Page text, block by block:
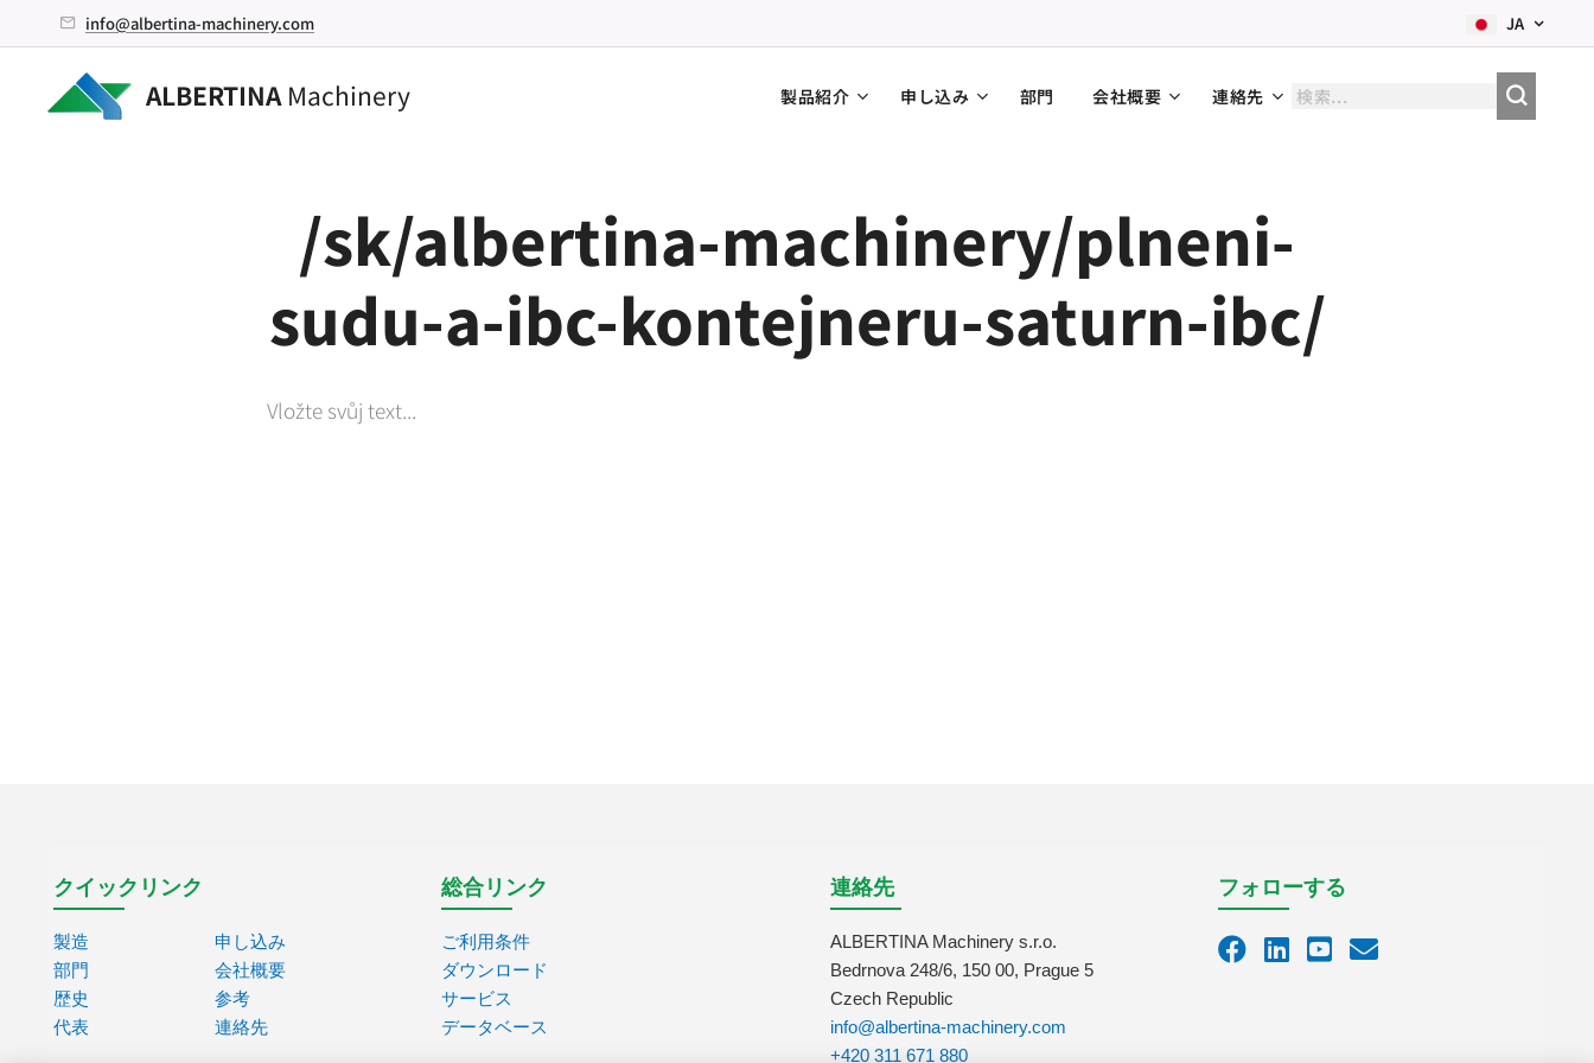
info@albertina-machinery.com JA
ALBERTINA Machinery 製品紹介 申し込み 部門 会社概要 連絡先
/sk/albertina-machinery/plneni-
sudu-a-ibc-kontejneru-saturn-ibc/
Vložte svůj text...
クイックリンク
製造
申し込み
部門
会社概要
歴史
参考
代表
連絡先
総合リンク
ご利用条件
ダウンロード
サービス
データベース
連絡先
ALBERTINA Machinery s.r.o.
Bedrnova 248/6, 150 00, Prague 5
Czech Republic
info@albertina-machinery.com
+420 311 671 880
フォローする